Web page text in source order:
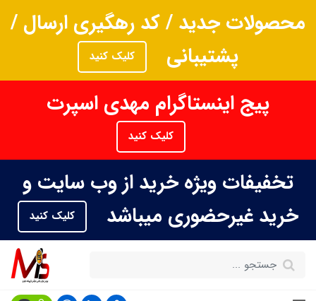
محصولات جدید / کد رهگیری ارسال /
پشتیبانی
کلیک کنید
پیج اینستاگرام مهدی اسپرت
کلیک کنید
تخفیفات ویژه خرید از وب سایت و
خرید غیرحضوری میباشد
کلیک کنید